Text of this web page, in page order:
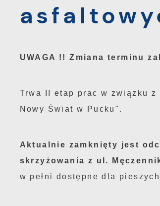
UWAGA !! Zmiana terminu
Trwa II etap prac w związku
Nowy Świat w Pucku".
Aktualnie zamknięty jest
skrzyżowania z ul.
w pełni dostępne dla